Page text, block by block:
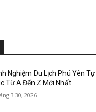
Nghiệm Du Lịch Phú Yên Tự
Từ A Đến Z Mới Nhất
3 30, 2026